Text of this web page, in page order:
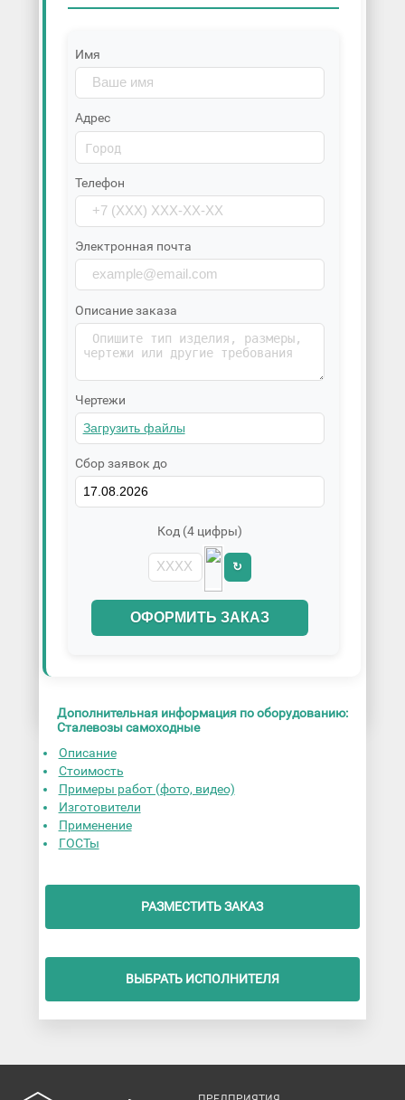
Имя
Адрес
Телефон
Электронная почта
Описание заказа
Чертежи
Сбор заявок до
Код (4 цифры)
↻
ОФОРМИТЬ ЗАКАЗ
Дополнительная информация по оборудованию:
Сталевозы самоходные
Описание
Стоимость
Примеры работ (фото, видео)
Изготовители
Применение
ГОСТы
РАЗМЕСТИТЬ ЗАКАЗ
ВЫБРАТЬ ИСПОЛНИТЕЛЯ